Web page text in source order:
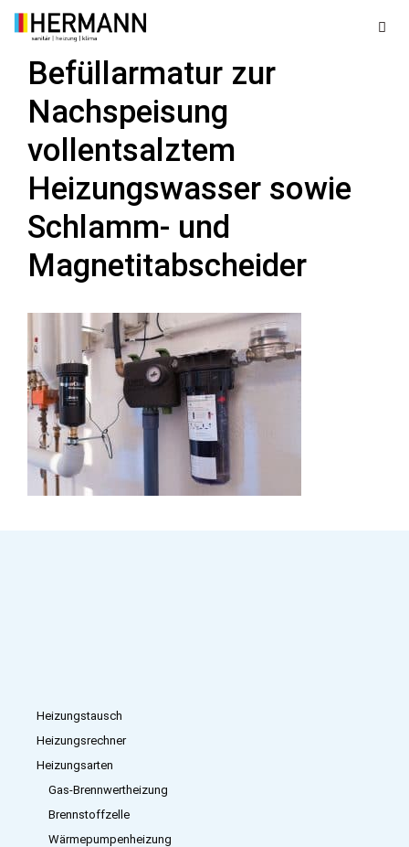
Zum
Inhalt
Befüllarmatur zur
Nachspeisung
vollentsalztem
Heizungswasser sowie
Schlamm- und
Magnetitabscheider
Heizungstausch
Heizungsrechner
Heizungsarten
Gas-Brennwertheizung
Brennstoffzelle
Wärmepumpenheizung